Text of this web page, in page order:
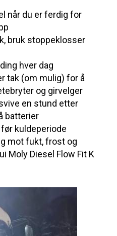
når du er ferdig for
bruk stoppeklosser
hver dag
tak (om mulig) for å
og girvelger
en stund etter
batterier
kuldeperiode
mot fukt, frost og
Moly Diesel Flow Fit K